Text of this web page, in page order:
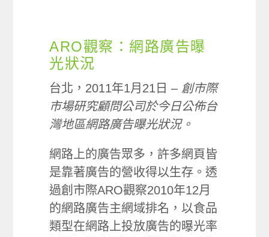
ARO觀察：網路廣告曝
光狀況
台北，2011年1月21日 – 創市際
市場研究顧問公司於今日公佈台
灣地區網路廣告曝光狀況。
網路上的廣告眾多，許多網頁皆
是靠著廣告的營收得以生存。透
過創市際ARO觀察2010年12月
的網路廣告主網域排名，以食品
類型在網路上投放廣告的曝光率